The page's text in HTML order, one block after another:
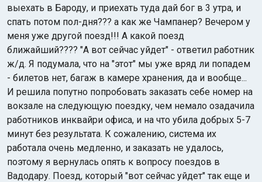
выехать в Бароду, и приехать туда дай бог в 3 утра, и
спать потом пол-дня??? а как же Чампанер? Вечером у
меня уже другой поезд!!! А какой поезд
ближайший???? "А вот сейчас уйдет" - ответил работник
ж/д. Я подумала, что на "этот" мы уже вряд ли попадем
- билетов нет, багаж в камере хранения, да и вообще...
И решила попутно попробовать заказать себе номер на
вокзале на следующую поездку, чем немало озадачила
работников инквайри офиса, и на что убила добрых 5-7
минут без результата. К сожалению, система их
работала очень медленно, и заказать не удалось,
поэтому я вернулась опять к вопросу поездов в
Вадодару. Поезд, который "вот сейчас уйдет" так еще и